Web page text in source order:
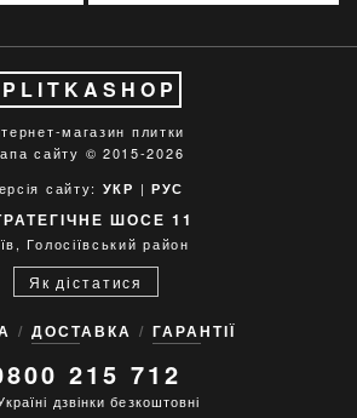
PLITKASHOP
магазин плитки
сайту © 2015-2026
сайту: УКР | РУС
ШОСЕ 11
Голосіївський район
Як дістатися
ДОСТАВКА ГАРАНТІЇ
215 712
дзвінки безкоштовні